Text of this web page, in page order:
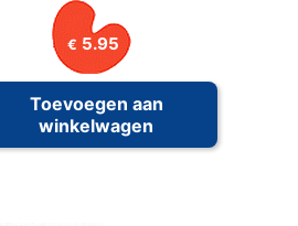
€ 5.95
Toevoegen aan
winkelwagen